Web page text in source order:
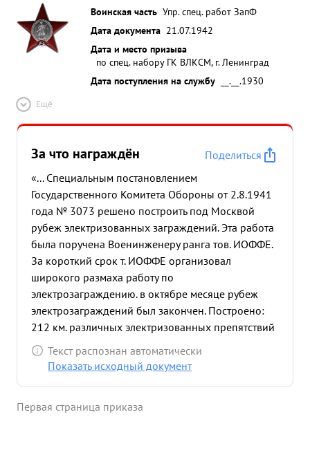
Воинская часть Упр. спец. работ ЗапФ
Дата документа 21.07.1942
Дата и место призыва
по спец. набору ГК ВЛКСМ, г. Ленинград
Дата поступления на службу
__.__.1930
Ещё
За что награждён
Поделиться
«... Специальным постановлением
Государственного Комитета Обороны от 2.8.1941
года № 3073 решено построить под Москвой
рубеж электризованных заграждений. Эта работа
была поручена Военинженеру ранга тов. ИОФФЕ.
За короткий срок т. ИОФФЕ организовал
широкого размаха работу по
электрозаграждению. в октябре месяце рубеж
электрозаграждений был закончен. Построено:
212 км. различных электризованных препятствий
причем применены все виды электропрепятствий
электризация воды и полос почвы, для питания
трансформаторных подстанций 287 км. высоко
Текст распознан автоматически
Показать исходный документ
Первая страница приказа